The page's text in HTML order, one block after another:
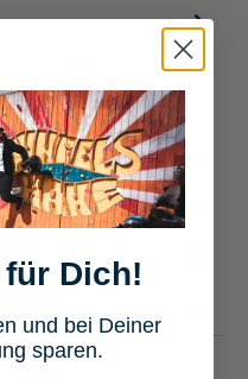
Skwal I3 Motorradhelm
Maßstäbe für
für Dich!
und bei Deiner
sparen.